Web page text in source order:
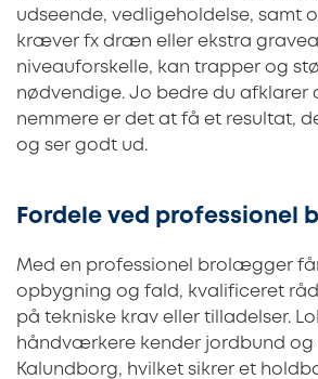
udseende, vedligeholdelse, samt
kræver fx dræn eller ekstra
niveauforskelle, kan trapper og
nødvendige. Jo bedre du afklarer
nemmere er det at få et resultat,
og ser godt ud.
Fordele ved professionel
Med en professionel brolægger
opbygning og fald, kvalificeret
på tekniske krav eller tilladelser.
håndværkere kender jordbund og
Kalundborg, hvilket sikrer et